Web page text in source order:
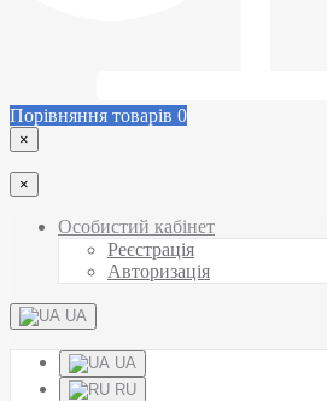
Порівняння товарів 0
×
×
Особистий кабінет
Реєстрація
Авторизація
UA
UA
RU